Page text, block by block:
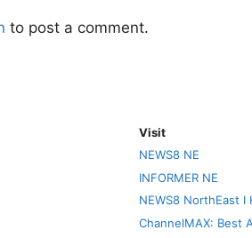
to post a comment.
Visit
NEWS8 NE
INFORMER NE
NEWS8 NorthEast I
ChannelMAX: Best